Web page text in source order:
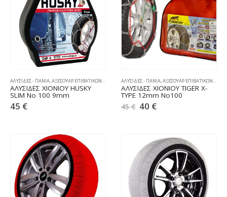
ΑΛΥΣΙΔΕΣ - ΠΑΝΙΑ,ΑΞΕΣΟΥΑΡ ΕΠΙΒΑΤΙΚΩΝ,ΧΙΟΝΟΑΛΥΣΙΔΕΣ
ΑΛΥΣΙΔΕΣ ΧΙΟΝΙΟΥ HUSKY
SLIM No 100 9mm
45 €
ΑΛΥΣΙΔΕΣ - ΠΑΝΙΑ,ΑΞΕΣΟΥΑΡ ΕΠΙΒΑΤΙΚΩΝ,
ΑΛΥΣΙΔΕΣ ΧΙΟΝΙΟΥ TIGER X-
TYPE 12mm No100
45€ 40 €